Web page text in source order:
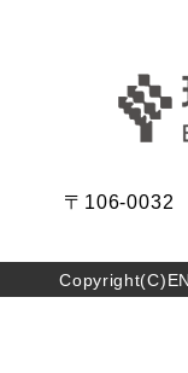
〒106-0032